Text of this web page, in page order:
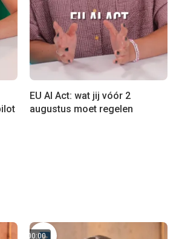
EU AI Act: wat jij vóór 2
augustus moet regelen
00:00